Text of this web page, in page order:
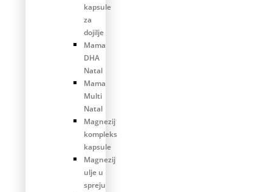
kapsule
za
dojilje
Mama
DHA
Natal
Mama
Multi
Natal
Magnezij
kompleks
kapsule
Magnezij
ulje u
spreju